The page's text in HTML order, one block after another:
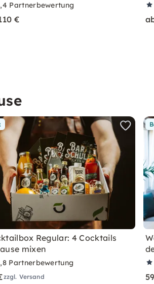
Partnerbewertung
€
Regular: 4 Cocktails
mixen
Partnerbewertung
zzgl. Versand